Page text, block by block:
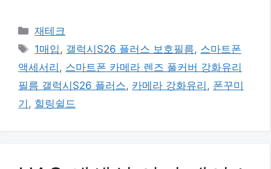
카
테
리
재테크
태
그
1매입 , 갤럭시S26 플러스 보호필름, 스마트폰
액세서리 , 스마트폰 카메라 렌즈 풀커버 강화유리
필름 갤럭시S26 플러스, 카메라 강화유리 , 폰꾸미
기 , 힐링쉴드